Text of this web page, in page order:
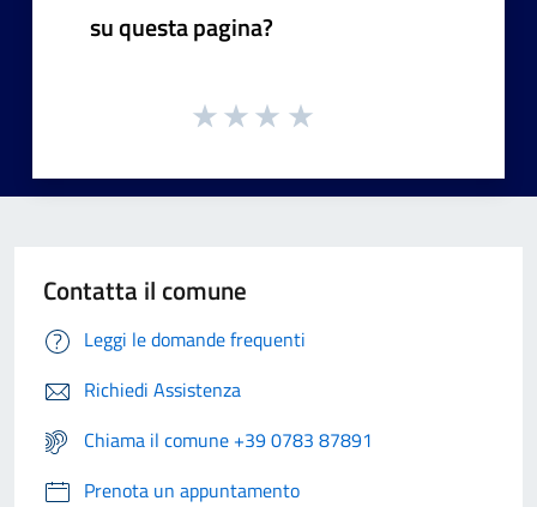
su questa pagina?
Contatta il comune
Leggi le domande frequenti
Richiedi Assistenza
Chiama il comune +39 0783 87891
Prenota un appuntamento